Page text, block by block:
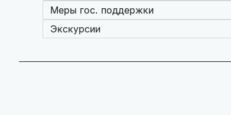
Меры гос. поддержки
Экскурсии